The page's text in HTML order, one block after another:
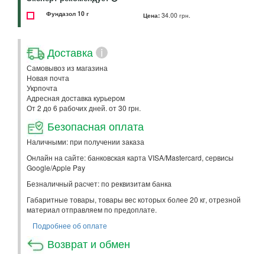
Фундазол 10 г Цена: 34.00 грн.
Доставка i
Самовывоз из магазина
Новая почта
Укрпочта
Адресная доставка курьером
От 2 до 6 рабочих дней. от 30 грн.
Безопасная оплата
Наличными: при получении заказа
Онлайн на сайте: банковская карта VISA/Mastercard, сервисы
Google/Apple Pay
Безналичный расчет: по реквизитам банка
Габаритные товары, товары вес которых более 20 кг, отрезной
материал отправляем по предоплате.
Подробнее об оплате
Возврат и обмен